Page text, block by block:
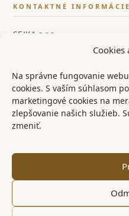
Cookies
Na správne fungovanie
cookies. S vaším súhlasom
marketingové cookies na
zlepšovanie našich služieb.
zmeniť.
KONTAKTNÉ INFORMÁCIE
SEJKA s.r.o.
IČ DPH: SK2122126259
📞 +421 948 528 526
✉ info@ostrenoze.sk
© 2024 OstréNože.sk